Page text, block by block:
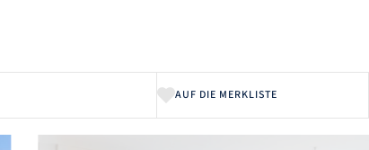
AUF DIE MERKLISTE